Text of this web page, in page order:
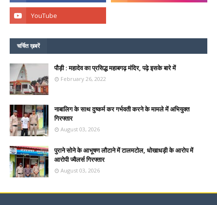
चर्चित ख़बरें
पौड़ी : महादेव का प्रसिद्ध महाबगढ़ मंदिर, पढ़े इसके बारे में
February 26, 2022
नाबालिग के साथ दुष्कर्म कर गर्भवती करने के मामले में अभियुक्त
गिरफ्तार
August 03, 2026
पुराने सोने के आभूषण लौटाने में टालमटोल, धोखाधड़ी के आरोप में
आरोपी ज्वैलर्स गिरफ्तार
August 03, 2026